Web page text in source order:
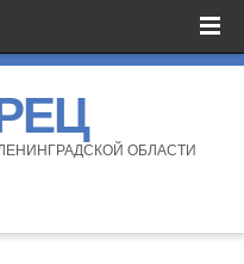
ОБЛАСТИ